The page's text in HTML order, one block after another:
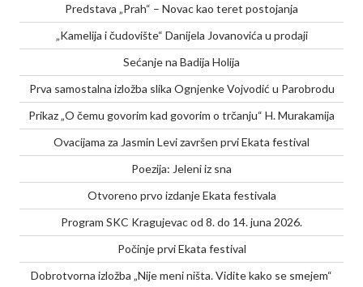
Predstava „Prah“ – Novac kao teret postojanja
„Kamelija i čudovište“ Danijela Jovanovića u prodaji
Sećanje na Badija Holija
Prva samostalna izložba slika Ognjenke Vojvodić u Parobrodu
Prikaz „O čemu govorim kad govorim o trčanju“ H. Murakamija
Ovacijama za Jasmin Levi završen prvi Ekata festival
Poezija: Jeleni iz sna
Otvoreno prvo izdanje Ekata festivala
Program SKC Kragujevac od 8. do 14. juna 2026.
Počinje prvi Ekata festival
Dobrotvorna izložba „Nije meni ništa. Vidite kako se smejem“